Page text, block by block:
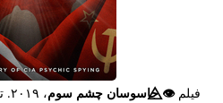
فیلم👁️⃤جاسوسان چشم سوم، ۲۰۱۹. تماشا در